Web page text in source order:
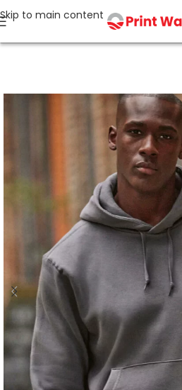
Skip to main content